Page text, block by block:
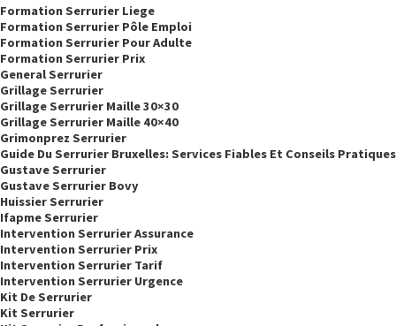
Formation Serrurier Liege
Formation Serrurier Pôle Emploi
Formation Serrurier Pour Adulte
Formation Serrurier Prix
General Serrurier
Grillage Serrurier
Grillage Serrurier Maille 30×30
Grillage Serrurier Maille 40×40
Grimonprez Serrurier
Guide Du Serrurier Bruxelles: Services Fiables Et Conseils Pratiques
Gustave Serrurier
Gustave Serrurier Bovy
Huissier Serrurier
Ifapme Serrurier
Intervention Serrurier Assurance
Intervention Serrurier Prix
Intervention Serrurier Tarif
Intervention Serrurier Urgence
Kit De Serrurier
Kit Serrurier